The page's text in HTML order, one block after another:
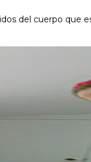
del cuerpo que